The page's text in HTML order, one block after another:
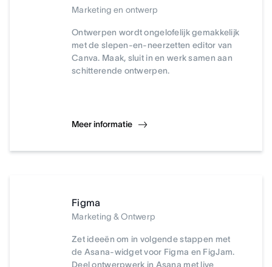
Marketing en ontwerp
Ontwerpen wordt ongelofelijk gemakkelijk
met de slepen-en-neerzetten editor van
Canva. Maak, sluit in en werk samen aan
schitterende ontwerpen.
Meer informatie
Figma
Marketing & Ontwerp
Zet ideeën om in volgende stappen met
de Asana-widget voor Figma en FigJam.
Deel ontwerpwerk in Asana met live